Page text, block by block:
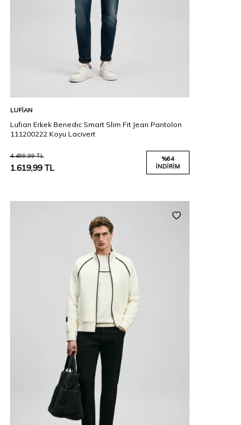
LUFIAN
Lufian Erkek Benedıc Smart Slim Fit Jean Pantolon
111200222 Koyu Lacivert
4.499,99TL
1.619,99TL
%64
İNDIRIM